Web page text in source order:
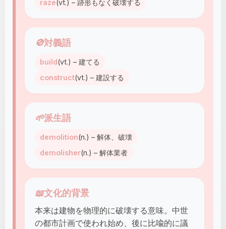
raze(vt.) – 跡形もなく破壊する
🚫対義語
build(vt.) – 建てる
construct(vt.) – 建設する
🌱派生語
demolition(n.) – 解体、破壊
demolisher(n.) – 解体業者
📖文化的背景
本来は建物を物理的に破壊する意味。中世
の都市計画で使われ始め、後に比喩的に議